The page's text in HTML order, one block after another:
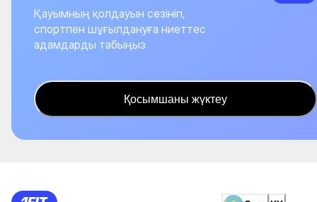
Қауымның қолдауын сезініп,
спортпен шұғылдануға ниеттес
адамдарды табыңыз
Қосымшаны жүктеу